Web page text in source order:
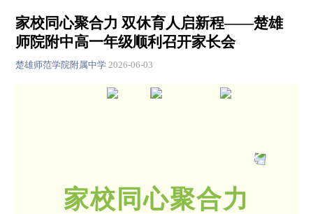
家校同心聚合力 双休育人启新程——楚雄
师院附中高一年级顺利召开家长会
楚雄师范学院附属中学 2026-06-03
家校同心聚合力